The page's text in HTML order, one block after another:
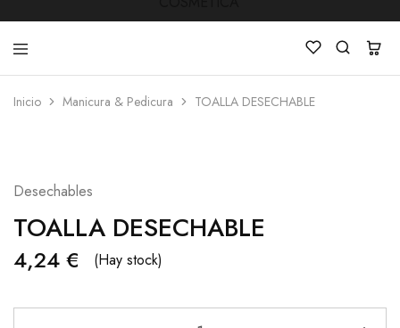
,Peluquería
Mobiliarios
,
Cosmética
y
Inicio Manicura & Pedicura TOALLA DESECHABLE
Desechables
TOALLA DESECHABLE
4,24 € (Hay stock)